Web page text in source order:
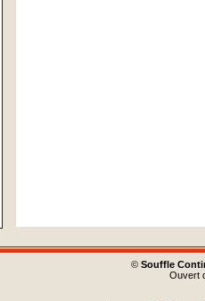
© Souffle
Ouvert